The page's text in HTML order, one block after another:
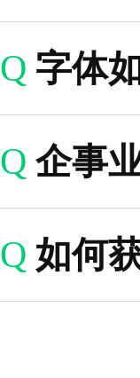
Q 字体
Q 企事
Q 如何